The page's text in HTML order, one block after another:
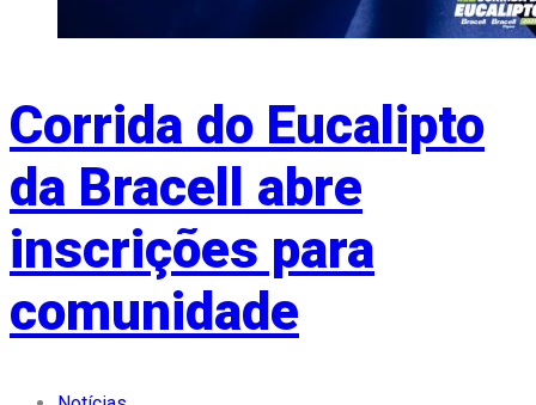
Corrida do Eucalipto
da Bracell abre
inscrições para
comunidade